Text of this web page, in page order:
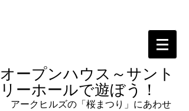
オープンハウス～サント
リーホールで遊ぼう！
アークヒルズの「桜まつり」にあわせ